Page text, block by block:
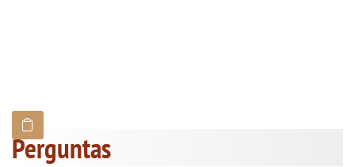
Perguntas